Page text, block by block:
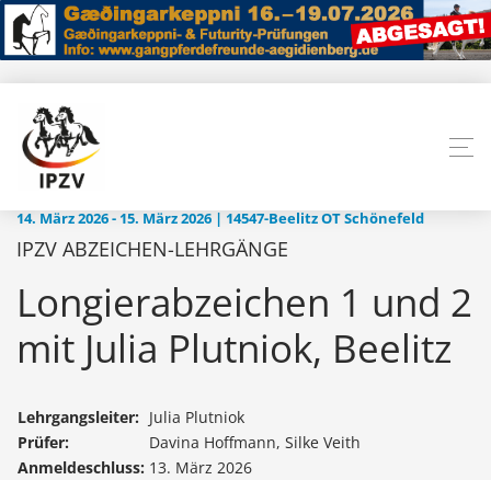
14. März 2026 - 15. März 2026 | 14547-Beelitz OT Schönefeld
IPZV ABZEICHEN-LEHRGÄNGE
Longierabzeichen 1 und 2
mit Julia Plutniok, Beelitz
Lehrgangsleiter: Julia Plutniok
Prüfer:
Davina Hoffmann, Silke Veith
Anmeldeschluss: 13. März 2026